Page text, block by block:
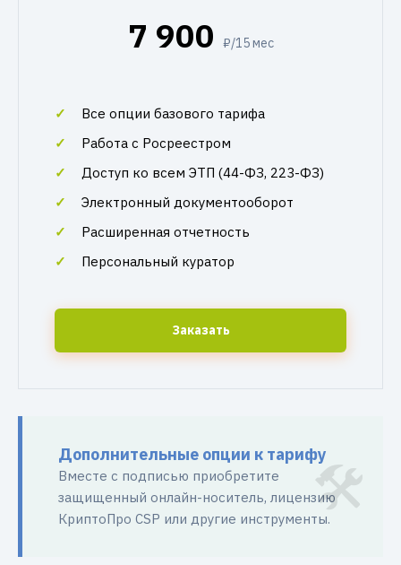
7 900 ₽/15 мес
Все опции базового тарифа
Работа с Росреестром
Доступ ко всем ЭТП (44-ФЗ, 223-ФЗ)
Электронный документооборот
Расширенная отчетность
Персональный куратор
Заказать
Дополнительные опции к тарифу
Вместе с подписью приобретите
защищенный онлайн-носитель, лицензию
КриптоПро CSP или другие инструменты.